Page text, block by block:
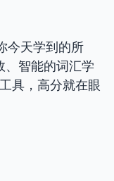
今天学到的所
、智能的词汇学
具，高分就在眼